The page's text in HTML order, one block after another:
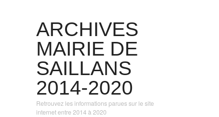
ARCHIVES
MAIRIE DE
SAILLANS
2014-2020
Retrouvez les informations parues sur le site
internet entre 2014 à 2020